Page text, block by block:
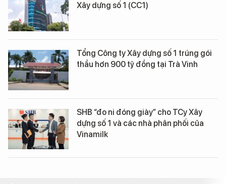
Xây dựng số 1 (CC1)
Tổng Công ty Xây dựng số 1 trúng gói
thầu hơn 900 tỷ đồng tại Trà Vinh
SHB “đo ni đóng giày” cho TCy Xây
dựng số 1 và các nhà phân phối của
Vinamilk